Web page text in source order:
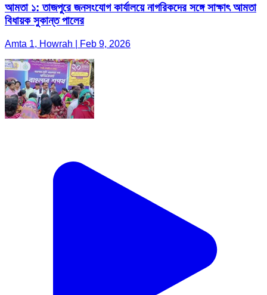
আমতা ১: তাজপুরে জনসংযোগ কার্যালয়ে নাগরিকদের সঙ্গে সাক্ষাৎ আমতা
বিধায়ক সুকান্ত পালের
Amta 1, Howrah | Feb 9, 2026